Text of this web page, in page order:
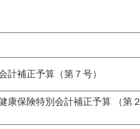
計補正予算（第７号）
康保険特別会計補正予算 （第２